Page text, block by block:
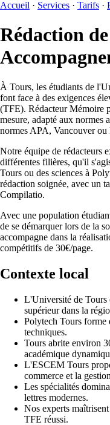
Accueil · Services · Tarifs ·
Rédaction
À Tours, les étudiants de
font face à des exigences
(TFE). Rédacteur Mémoire
mesure, adapté aux normes
normes APA, Vancouver ou
Notre équipe de rédacteurs
différentes filières, qu'il
Tours ou des sciences à
rédaction soignée, avec un
Compilatio.
Avec une population
de se démarquer lors de la
accompagne dans la
compétitifs de 30€/page.
Contexte local
L'Université de Tours
supérieur dans la
Polytech Tours forme
techniques.
Tours abrite environ
académique
L'ESCEM Tours
commerce et la
Les spécialités
lettres modernes.
Nos experts
TFE réussi.